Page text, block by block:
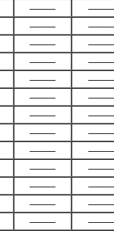
——
——
——
——
——
——
——
——
——
——
——
——
——
——
——
——
——
——
——
——
——
——
——
——
——
——